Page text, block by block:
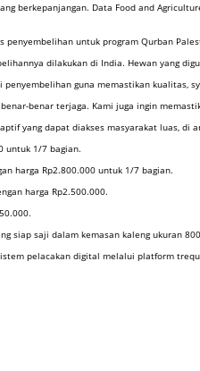
berkepanjangan. Data Food and
untuk program Qurban
dilakukan di India. Hewan yang
guna memastikan
benar terjaga. Kami juga ingin
yang dapat diakses masyarakat luas, di
untuk 1/7 bagian.
harga Rp2.800.000 untuk 1/7 bagian.
harga Rp2.500.000.
siap saji dalam kemasan kaleng ukuran
pelacakan digital melalui platform